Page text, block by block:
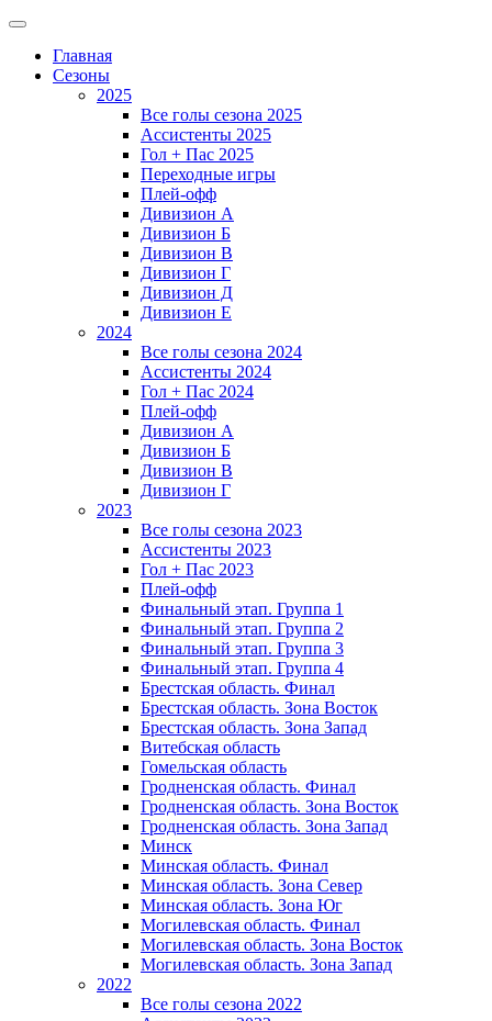
Главная
Сезоны
2025
Все голы сезона 2025
Ассистенты 2025
Гол + Пас 2025
Переходные игры
Плей-офф
Дивизион A
Дивизион Б
Дивизион В
Дивизион Г
Дивизион Д
Дивизион Е
2024
Все голы сезона 2024
Ассистенты 2024
Гол + Пас 2024
Плей-офф
Дивизион A
Дивизион Б
Дивизион В
Дивизион Г
2023
Все голы сезона 2023
Ассистенты 2023
Гол + Пас 2023
Плей-офф
Финальный этап. Группа 1
Финальный этап. Группа 2
Финальный этап. Группа 3
Финальный этап. Группа 4
Брестская область. Финал
Брестская область. Зона Восток
Брестская область. Зона Запад
Витебская область
Гомельская область
Гродненская область. Финал
Гродненская область. Зона Восток
Гродненская область. Зона Запад
Минск
Минская область. Финал
Минская область. Зона Север
Минская область. Зона Юг
Могилевская область. Финал
Могилевская область. Зона Восток
Могилевская область. Зона Запад
2022
Все голы сезона 2022